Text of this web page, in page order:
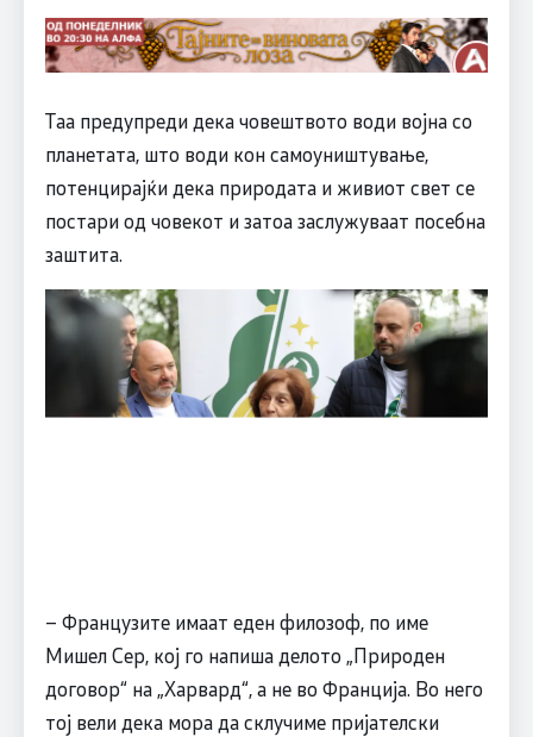
Таа предупреди дека човештвото води војна со
планетата, што води кон самоуништување,
потенцирајќи дека природата и живиот свет се
постари од човекот и затоа заслужуваат посебна
заштита.
– Французите имаат еден филозоф, по име
Мишел Сер, кој го напиша делото „Природен
договор“ на „Харвард“, а не во Франција. Во него
тој вели дека мора да склучиме пријателски